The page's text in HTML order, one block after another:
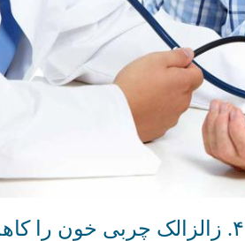
۴. زالزالک چربی خون را کاهش می‌دهد